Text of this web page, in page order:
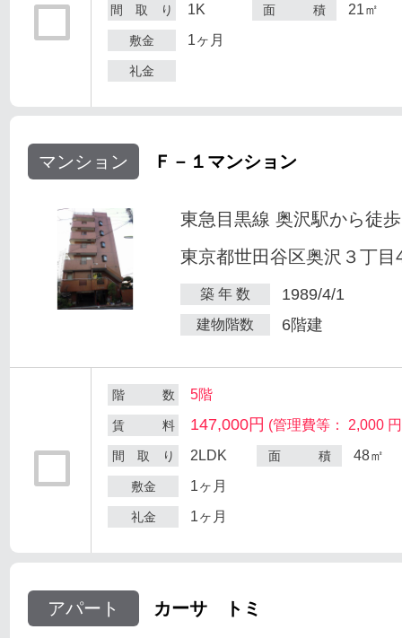
間 取 り 1K 面 積 21㎡
敷金 1ヶ月
礼金
マンション Ｆ－１マンション
東急目黒線 奥沢駅から徒
東京都世田谷区奥沢３丁目
築 年 数 1989/4/1
建物階数 6階建
階 数 5階
賃 料 147,000円 (管理費等： 2,000
間 取 り 2LDK 面 積 48㎡
敷金 1ヶ月
礼金 1ヶ月
アパート カーサ トミ